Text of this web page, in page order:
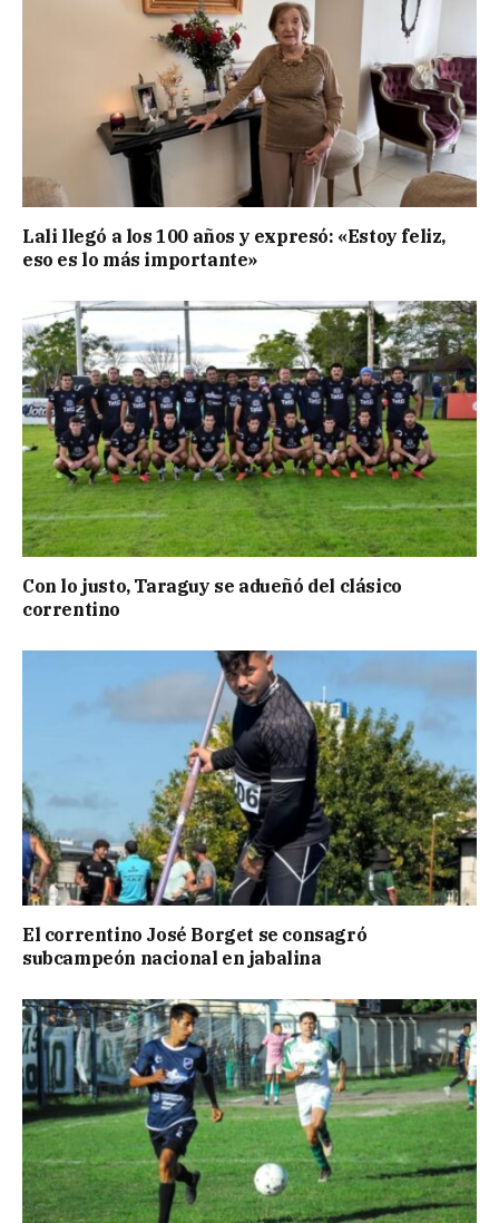
Lali llegó a los 100 años y expresó: «Estoy feliz,
eso es lo más importante»
Con lo justo, Taraguy se adueñó del clásico
correntino
El correntino José Borget se consagró
subcampeón nacional en jabalina